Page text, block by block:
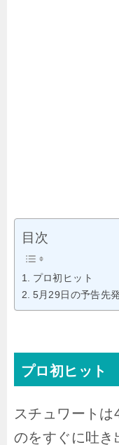
目次
プロ初ヒット
5月29日の予告先発
プロ初ヒット
スチュワート
のをすぐに吐き